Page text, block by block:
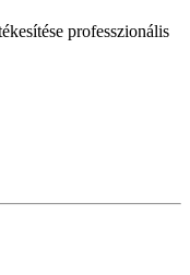
professzionális